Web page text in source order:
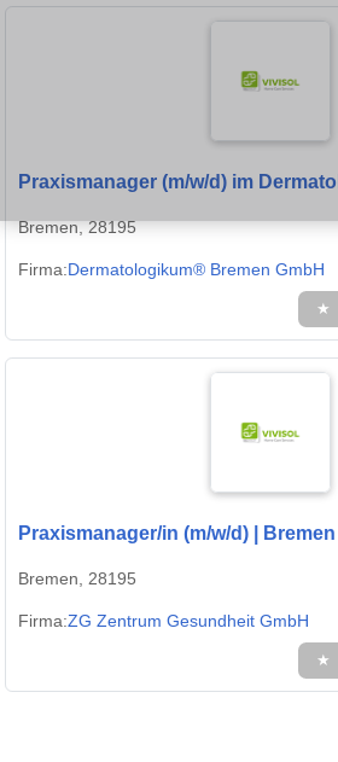
Praxismanager (m/w/d) im
Bremen, 28195
Firma:Dermatologikum® Bremen GmbH
★
Praxismanager/in (m/w/d) |
Bremen, 28195
Firma:ZG Zentrum Gesundheit GmbH
★